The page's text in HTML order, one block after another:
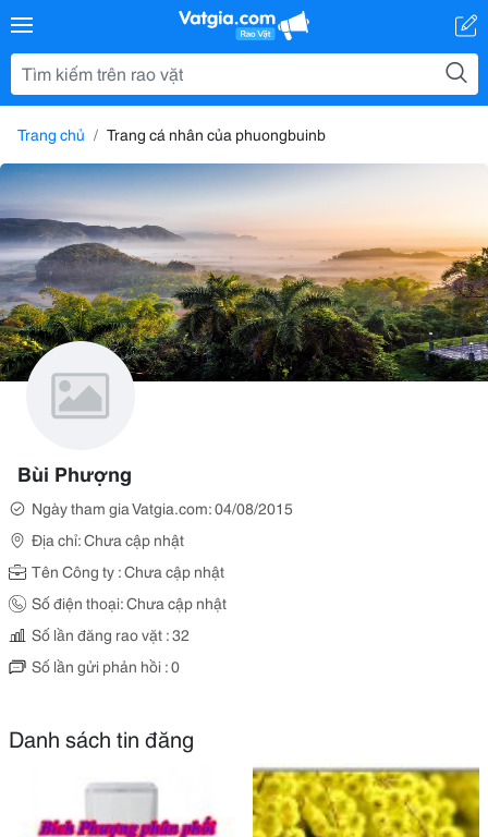
Trang chủ Trang cá nhân của phuongbuinb
Bùi Phượng
Ngày tham gia Vatgia.com: 04/08/2015
Địa chỉ: Chưa cập nhật
Tên Công ty : Chưa cập nhật
Số điện thoại: Chưa cập nhật
Số lần đăng rao vặt : 32
Số lần gửi phản hồi : 0
Danh sách tin đăng